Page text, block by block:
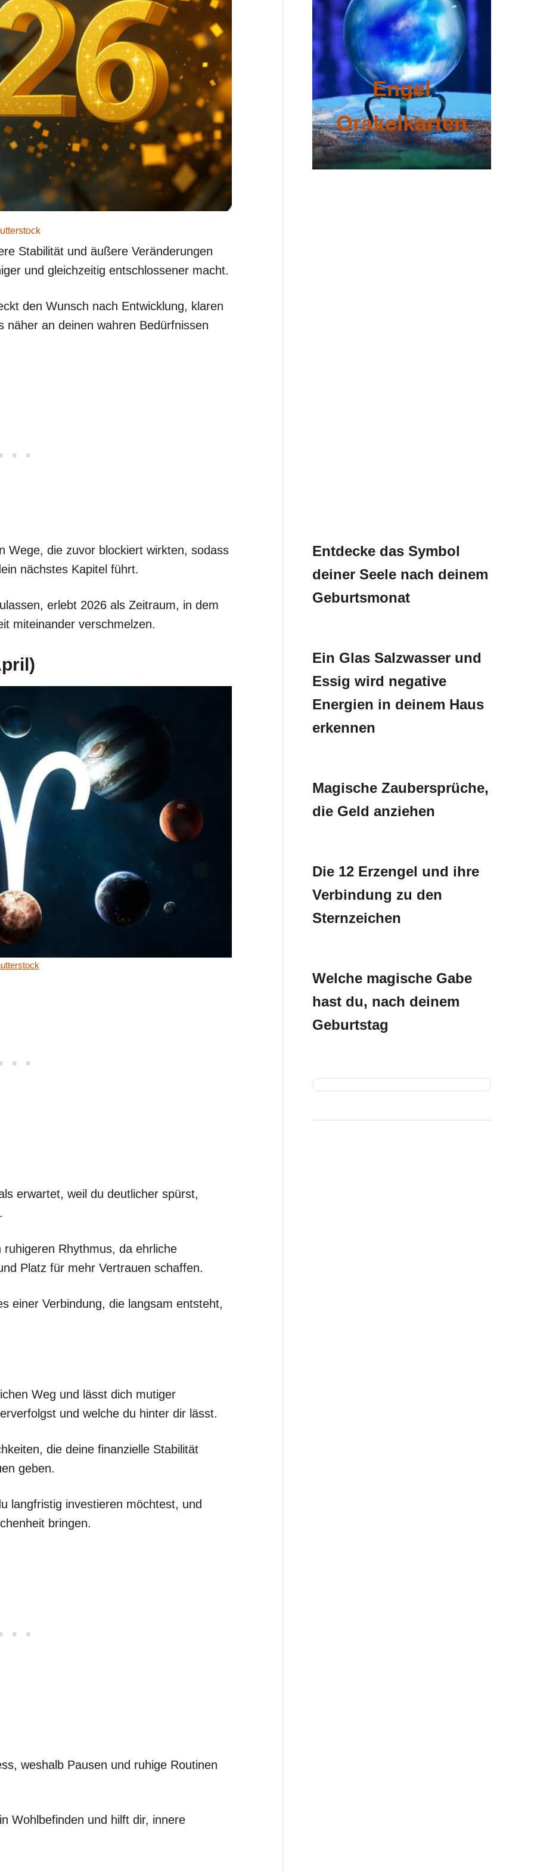
Stabilität und äußere Veränderungen
und gleichzeitig entschlossener macht.
den Wunsch nach Entwicklung, klaren
näher an deinen wahren Bedürfnissen
Wege, die zuvor blockiert wirkten, sodass
nächstes Kapitel führt.
erlebt 2026 als Zeitraum, in dem
miteinander verschmelzen.
erwartet, weil du deutlicher spürst,
Rhythmus, da ehrliche
Platz für mehr Vertrauen schaffen.
einer Verbindung, die langsam entsteht,
Weg und lässt dich mutiger
und welche du hinter dir lässt.
die deine finanzielle Stabilität
geben.
langfristig investieren möchtest, und
bringen.
weshalb Pausen und ruhige Routinen
Wohlbefinden und hilft dir, innere
Engel
Orakelkarten
Entdecke das Symbol
deiner Seele nach deinem
Geburtsmonat
Ein Glas Salzwasser und
Essig wird negative
Energien in deinem Haus
erkennen
Magische Zaubersprüche,
die Geld anziehen
Die 12 Erzengel und ihre
Verbindung zu den
Sternzeichen
Welche magische Gabe
hast du, nach deinem
Geburtstag